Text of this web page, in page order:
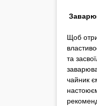
Щоб
та
чайник